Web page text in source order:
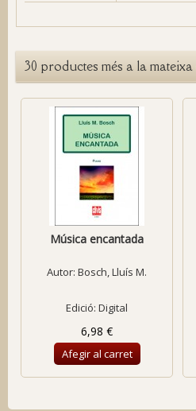
30 productes més a la
Música encantada
Autor: Bosch, Lluís M.
Edició: Digital
6,98 €
Afegir al carret